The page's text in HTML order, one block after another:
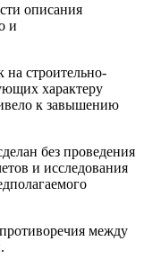
описания
и
на строительно-
характеру
к завышению
без проведения
и исследования
между